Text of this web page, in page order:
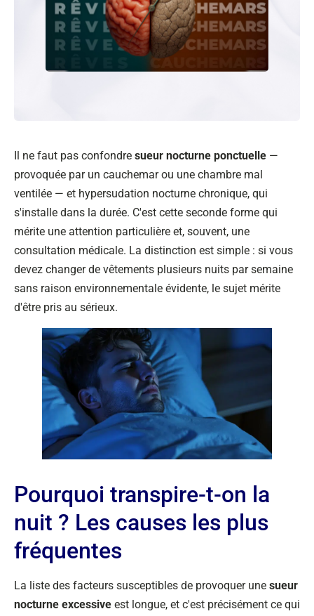
Il ne faut pas confondre sueur nocturne ponctuelle —
provoquée par un cauchemar ou une chambre mal
ventilée — et hypersudation nocturne chronique, qui
s'installe dans la durée. C'est cette seconde forme qui
mérite une attention particulière et, souvent, une
consultation médicale. La distinction est simple : si vous
devez changer de vêtements plusieurs nuits par semaine
sans raison environnementale évidente, le sujet mérite
d'être pris au sérieux.
Pourquoi transpire-t-on la
nuit ? Les causes les plus
fréquentes
La liste des facteurs susceptibles de provoquer une sueur
nocturne excessive est longue, et c'est précisément ce qui